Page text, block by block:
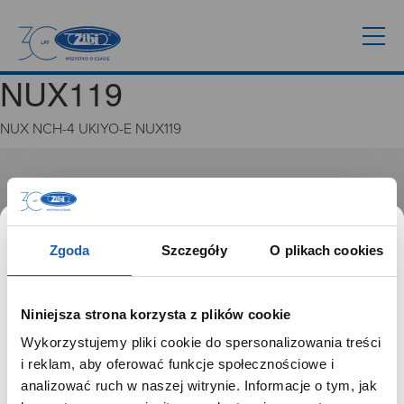
Zgoda Szczegóły O plikach cookies
Niniejsza strona korzysta z plików cookie
Wykorzystujemy pliki cookie do spersonalizowania treści
i reklam, aby oferować funkcje społecznościowe i
analizować ruch w naszej witrynie. Informacje o tym, jak
NUX119
NUX NCH-4 UKIYO-E NUX119
GRUPA ZIBI
Historia
Misja, wizja i wartości Grupy Zibi
Ważne daty
Zgoda na ciasteczka
PRODUKTY
Zegarki
SZANOWNY UŻYTKOWNIKU,
SZANOWNA UŻYTKOWNICZKO